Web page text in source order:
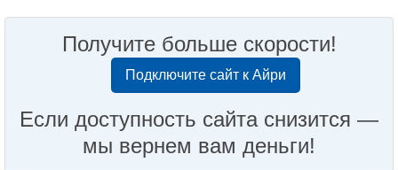
Получите больше скорости!
Подключите сайт к Айри
Если доступность сайта снизится —
мы вернем вам деньги!